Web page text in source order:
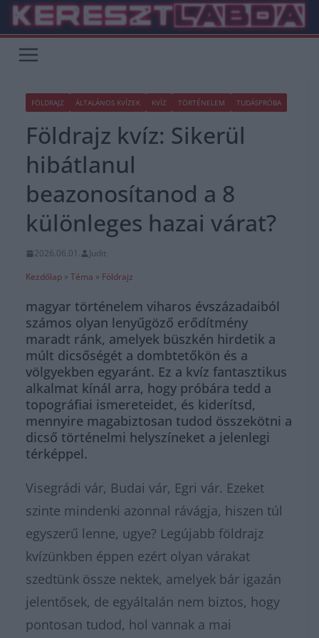
Skip
content
FÖLDRAJZ ÁLTALÁNOS KVÍZEK KVÍZ TÖRTÉNELEM TUDÁSPRÓBA
Földrajz kvíz: Sikerül
hibátlanul
beazonosítanod a 8
különleges hazai várat?
2026.06.01.
Judit
Kezdőlap » Téma » Földrajz
magyar történelem viharos évszázadaiból
számos olyan lenyűgöző erődítmény
maradt ránk, amelyek büszkén hirdetik a
múlt dicsőségét a dombtetőkön és a
völgyekben egyaránt. Ez a kvíz fantasztikus
alkalmat kínál arra, hogy próbára tedd a
topográfiai ismereteidet, és kiderítsd,
mennyire magabiztosan tudod összekötni a
dicső történelmi helyszíneket a jelenlegi
térképpel.
Visegrádi vár, Budai vár, Egri vár. Ezeket
szinte mindenki azonnal rávágja, hiszen túl
egyszerű lenne, ugye? Legújabb földrajz
kvízünkben éppen ezért olyan várakat
szedtünk össze nektek, amelyek bár igazán
jelentősek, de egyáltalán nem biztos, hogy
pontosan tudod, hol vannak a mai